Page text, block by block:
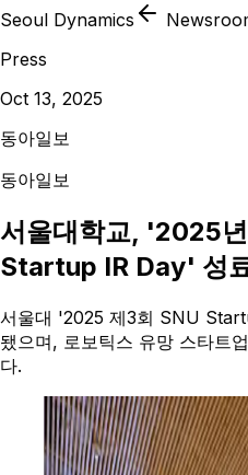
Seoul Dynamics
Press
Oct 13, 2025
동아일보
동아일보
서울대학교, '2025
Startup IR Day' 성
서울대 '2025 제3회 SNU
됐으며, 로보틱스 유망 스타트
다.